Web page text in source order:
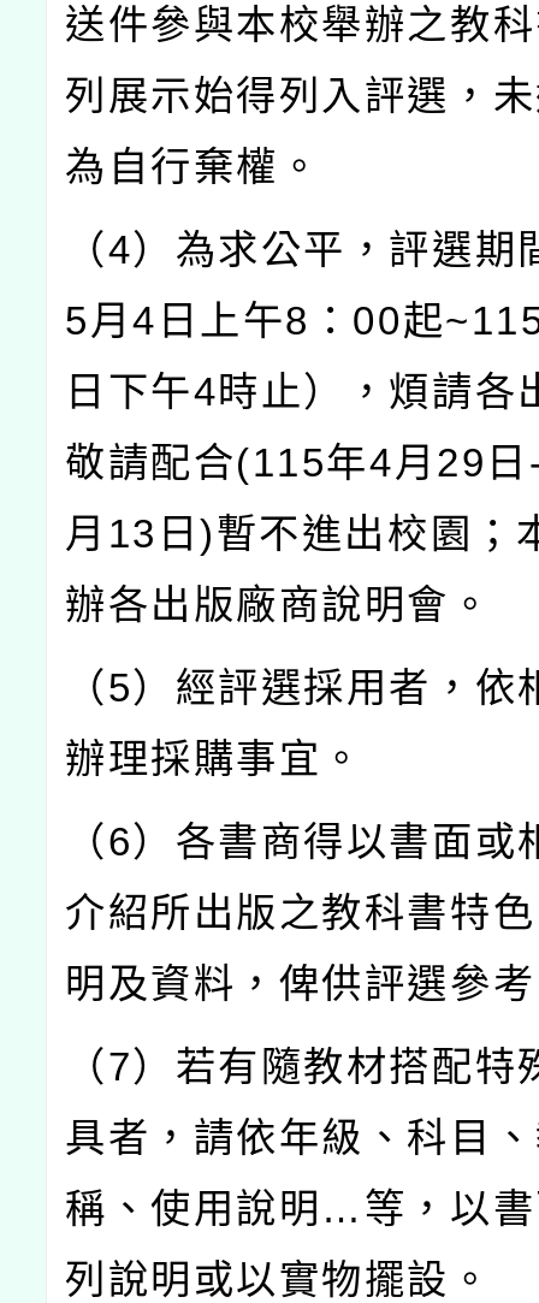
送件參與本校舉辦之教
列展示始得列入評選，
為自行棄權。
（4）為求公平，評選期
5月4日上午8：00起
日下午4時止），煩請各
敬請配合(115年4月29
月13日)暫不進出校園；
辦各出版廠商說明會。
（5）經評選採用者，依
辦理採購事宜。
（6）各書商得以書面或
介紹所出版之教科書特
明及資料，俾供評選參
（7）若有隨教材搭配特
具者，請依年級、科目
稱、使用說明…等，以
列說明或以實物擺設。